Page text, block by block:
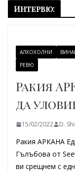
Интервю:
АЛКОХОЛНИ
РЕВЮ
Ракия
да
15/02/2022 D.
Ракия АРКАНА
Гълъбова от
ви срещнем с